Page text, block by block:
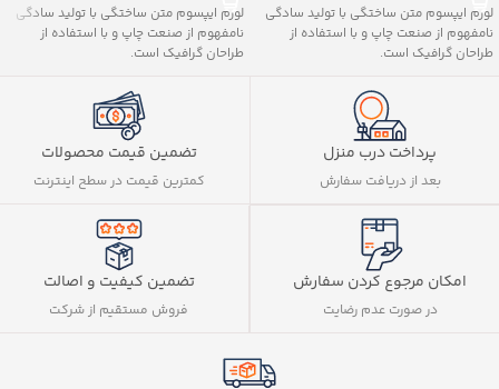
لورم ایپسوم متن ساختگی با تولید سادگی
نامفهوم از صنعت چاپ و با استفاده از
طراحان گرافیک است.
لورم ایپسوم متن ساختگی با تولید سادگی
نامفهوم از صنعت چاپ و با استفاده از
طراحان گرافیک است.
پرداخت درب منزل
بعد از دریافت سفارش
تضمین قیمت محصولات
کمترین قیمت در سطح اینترنت
امکان مرجوع کردن سفارش
در صورت عدم رضایت
تضمین کیفیت و اصالت
فروش مستقیم از شرکت